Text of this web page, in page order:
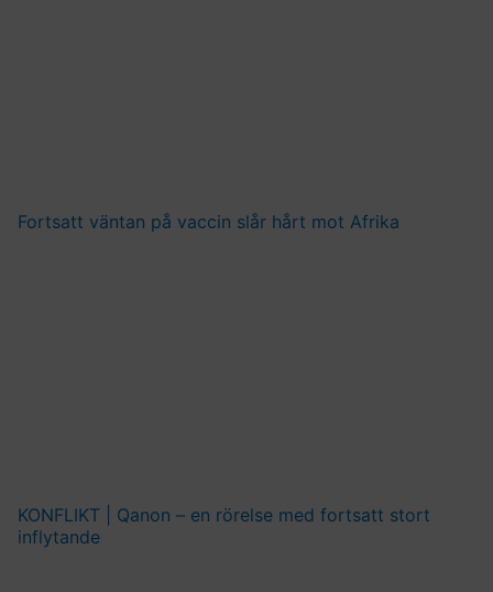
Fortsatt väntan på vaccin slår hårt mot Afrika
KONFLIKT | Qanon – en rörelse med fortsatt stort
inflytande